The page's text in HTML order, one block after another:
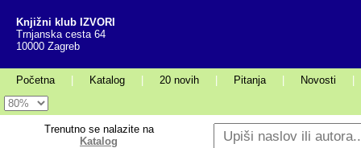
Knjižni klub IZVORI
Trnjanska cesta 64
10000 Zagreb
Početna Katalog 20 novih Pitanja Novosti
Trenutno se nalazite na
Katalog